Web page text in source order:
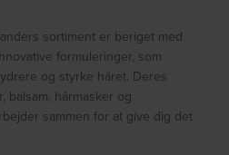
sortiment er beriget med
formuleringer, som
og styrke håret. Deres
balsam, hårmasker og
sammen for at give dig det